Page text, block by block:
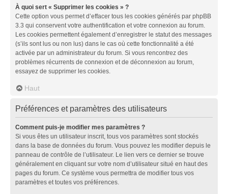
À quoi sert « Supprimer les cookies » ?
Cette option vous permet d’effacer tous les cookies générés par phpBB
3.3 qui conservent votre authentification et votre connexion au forum.
Les cookies permettent également d’enregistrer le statut des messages
(s’ils sont lus ou non lus) dans le cas où cette fonctionnalité a été
activée par un administrateur du forum. Si vous rencontrez des
problèmes récurrents de connexion et de déconnexion au forum,
essayez de supprimer les cookies.
Haut
Préférences et paramètres des utilisateurs
Comment puis-je modifier mes paramètres ?
Si vous êtes un utilisateur inscrit, tous vos paramètres sont stockés
dans la base de données du forum. Vous pouvez les modifier depuis le
panneau de contrôle de l’utilisateur. Le lien vers ce dernier se trouve
généralement en cliquant sur votre nom d’utilisateur situé en haut des
pages du forum. Ce système vous permettra de modifier tous vos
paramètres et toutes vos préférences.